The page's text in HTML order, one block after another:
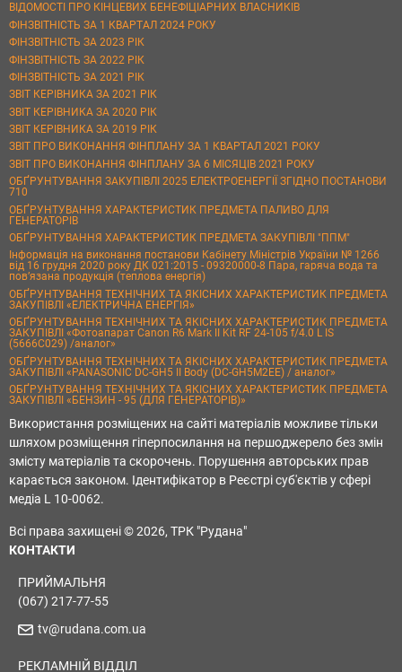
ВІДОМОСТІ ПРО КІНЦЕВИХ БЕНЕФІЦІАРНИХ ВЛАСНИКІВ
ФІНЗВІТНІСТЬ ЗА 1 КВАРТАЛ 2024 РОКУ
ФІНЗВІТНІСТЬ ЗА 2023 РІК
ФІНЗВІТНІСТЬ ЗА 2022 РІК
ФІНЗВІТНІСТЬ ЗА 2021 РІК
ЗВІТ КЕРІВНИКА ЗА 2021 РІК
ЗВІТ КЕРІВНИКА ЗА 2020 РІК
ЗВІТ КЕРІВНИКА ЗА 2019 РІК
ЗВІТ ПРО ВИКОНАННЯ ФІНПЛАНУ ЗА 1 КВАРТАЛ 2021 РОКУ
ЗВІТ ПРО ВИКОНАННЯ ФІНПЛАНУ ЗА 6 МІСЯЦІВ 2021 РОКУ
ОБҐРУНТУВАННЯ ЗАКУПІВЛІ 2025 ЕЛЕКТРОЕНЕРГІЇ ЗГІДНО ПОСТАНОВИ
710
ОБҐРУНТУВАННЯ ХАРАКТЕРИСТИК ПРЕДМЕТА ПАЛИВО ДЛЯ
ГЕНЕРАТОРІВ
ОБҐРУНТУВАННЯ ХАРАКТЕРИСТИК ПРЕДМЕТА ЗАКУПІВЛІ "ППМ"
Інформація на виконання постанови Кабінету Міністрів України № 1266
від 16 грудня 2020 року ДК 021:2015 - 09320000-8 Пара, гаряча вода та
пов’язана продукція (теплова енергія)
ОБҐРУНТУВАННЯ ТЕХНІЧНИХ ТА ЯКІСНИХ ХАРАКТЕРИСТИК ПРЕДМЕТА
ЗАКУПІВЛІ «ЕЛЕКТРИЧНА ЕНЕРГІЯ»
ОБҐРУНТУВАННЯ ТЕХНІЧНИХ ТА ЯКІСНИХ ХАРАКТЕРИСТИК ПРЕДМЕТА
ЗАКУПІВЛІ «Фотоапарат Canon R6 Mark II Kit RF 24-105 f/4.0 L IS
(5666C029) /аналог»
ОБҐРУНТУВАННЯ ТЕХНІЧНИХ ТА ЯКІСНИХ ХАРАКТЕРИСТИК ПРЕДМЕТА
ЗАКУПІВЛІ «PANASONIC DC-GH5 II Body (DC-GH5M2EE) / аналог»
ОБҐРУНТУВАННЯ ТЕХНІЧНИХ ТА ЯКІСНИХ ХАРАКТЕРИСТИК ПРЕДМЕТА
ЗАКУПІВЛІ «БЕНЗИН - 95 (ДЛЯ ГЕНЕРАТОРІВ)»
Використання розміщених на сайті матеріалів можливе тільки
шляхом розміщення гіперпосилання на першоджерело без змін
змісту матеріалів та скорочень. Порушення авторських прав
карається законом. Ідентифікатор в Реєстрі суб'єктів у сфері
медіа L 10-0062.
Всі права захищені © 2026, ТРК "Рудана"
КОНТАКТИ
ПРИЙМАЛЬНЯ
(067) 217-77-55
tv@rudana.com.ua
РЕКЛАМНІЙ ВІДДІЛ